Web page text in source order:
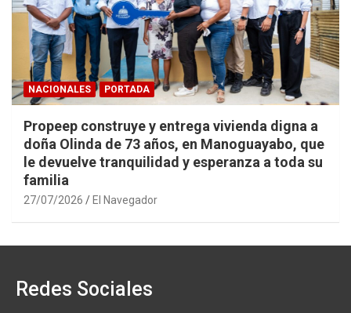
NACIONALES PORTADA
Propeep construye y entrega vivienda digna a
doña Olinda de 73 años, en Manoguayabo, que
le devuelve tranquilidad y esperanza a toda su
familia
27/07/2026 El Navegador
Redes Sociales